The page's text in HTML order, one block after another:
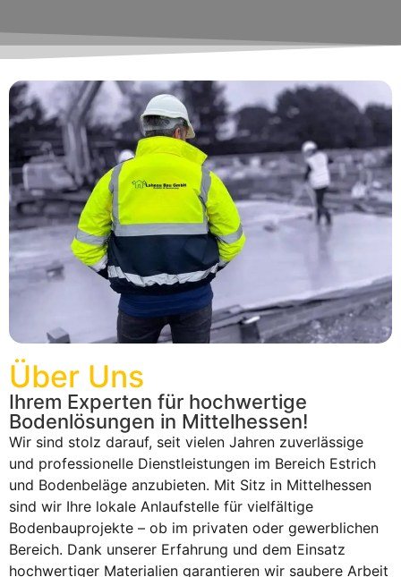
Über Uns
Ihrem Experten für hochwertige
Bodenlösungen in Mittelhessen!
Wir sind stolz darauf, seit vielen Jahren zuverlässige
und professionelle Dienstleistungen im Bereich Estrich
und Bodenbeläge anzubieten. Mit Sitz in Mittelhessen
sind wir Ihre lokale Anlaufstelle für vielfältige
Bodenbauprojekte – ob im privaten oder gewerblichen
Bereich. Dank unserer Erfahrung und dem Einsatz
hochwertiger Materialien garantieren wir saubere Arbeit